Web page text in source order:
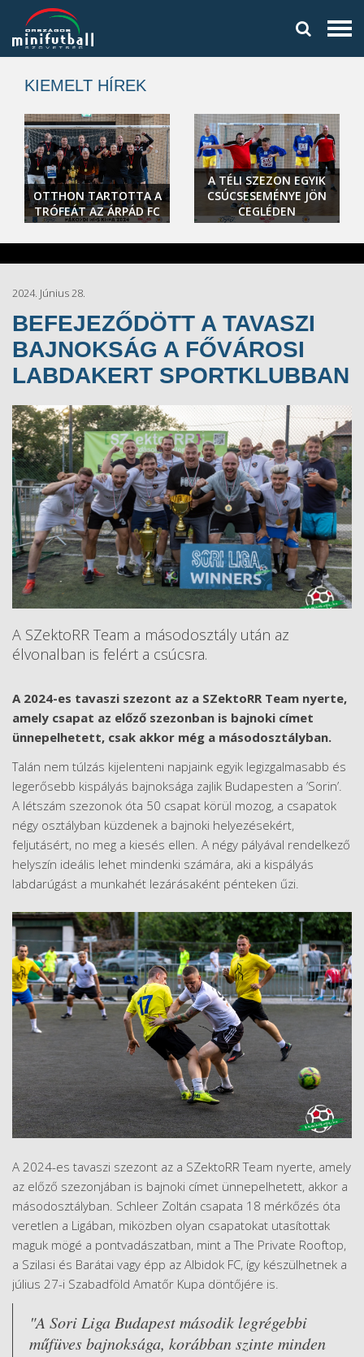
KIEMELT HÍREK
OTTHON TARTOTTA A
TRÓFEÁT AZ ÁRPÁD FC
A TÉLI SZEZON EGYIK
CSÚCSESEMÉNYE JÖN
CEGLÉDEN
2024. Június 28.
BEFEJEZŐDÖTT A TAVASZI
BAJNOKSÁG A FŐVÁROSI
LABDAKERT SPORTKLUBBAN
A SZektoRR Team a másodosztály után az
élvonalban is felért a csúcsra.
A 2024-es tavaszi szezont az a SZektoRR Team nyerte,
amely csapat az előző szezonban is bajnoki címet
ünnepelhetett, csak akkor még a másodosztályban.
Talán nem túlzás kijelenteni napjaink egyik legizgalmasabb és
legerősebb kispályás bajnoksága zajlik Budapesten a ’Sorin’.
A létszám szezonok óta 50 csapat körül mozog, a csapatok
négy osztályban küzdenek a bajnoki helyezésekért,
feljutásért, no meg a kiesés ellen. A négy pályával rendelkező
helyszín ideális lehet mindenki számára, aki a kispályás
labdarúgást a munkahét lezárásaként pénteken űzi.
A 2024-es tavaszi szezont az a SZektoRR Team nyerte, amely
az előző szezonjában is bajnoki címet ünnepelhetett, akkor a
másodosztályban. Schleer Zoltán csapata 18 mérkőzés óta
veretlen a Ligában, miközben olyan csapatokat utasítottak
maguk mögé a pontvadászatban, mint a The Private Rooftop,
a Szilasi és Barátai vagy épp az Albidok FC, így készülhetnek a
július 27-i Szabadföld Amatőr Kupa döntőjére is.
"A Sori Liga Budapest második legrégebbi
műfüves bajnoksága, korábban szinte minden